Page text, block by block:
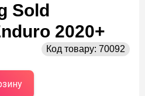
Sold
2020+
Код товару: 70092